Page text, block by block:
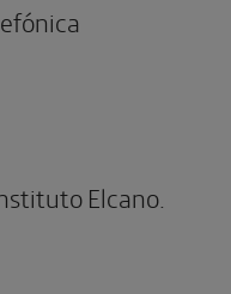
Elcano.